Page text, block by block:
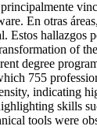
En otras
hallazgos
of
degree
755
indicating
skills
tools